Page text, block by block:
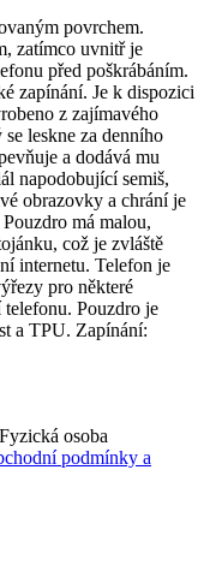
povrchem.
zatímco uvnitř je
před poškrábáním.
zapínání. Je k dispozici
z zajímavého
se leskne za denního
a dodává mu
napodobující semiš,
obrazovky a chrání je
má malou,
což je zvláště
internetu. Telefon je
pro některé
Pouzdro je
a TPU. Zapínání:
osoba
podmínky a